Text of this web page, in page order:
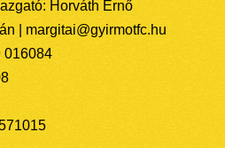
Horváth Ernő
| margitai@gyirmotfc.hu
016084